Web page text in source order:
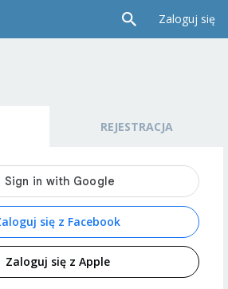
Zaloguj się
REJESTRACJA
się z Facebook
Zaloguj się z Apple